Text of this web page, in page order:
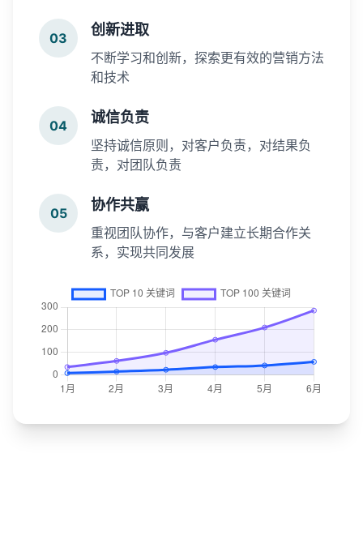
03 创新进取
不断学习和创新，探索更有效的营销方法
和技术
04 诚信负责
坚持诚信原则，对客户负责，对结果负
责，对团队负责
05 协作共赢
重视团队协作，与客户建立长期合作关
系，实现共同发展